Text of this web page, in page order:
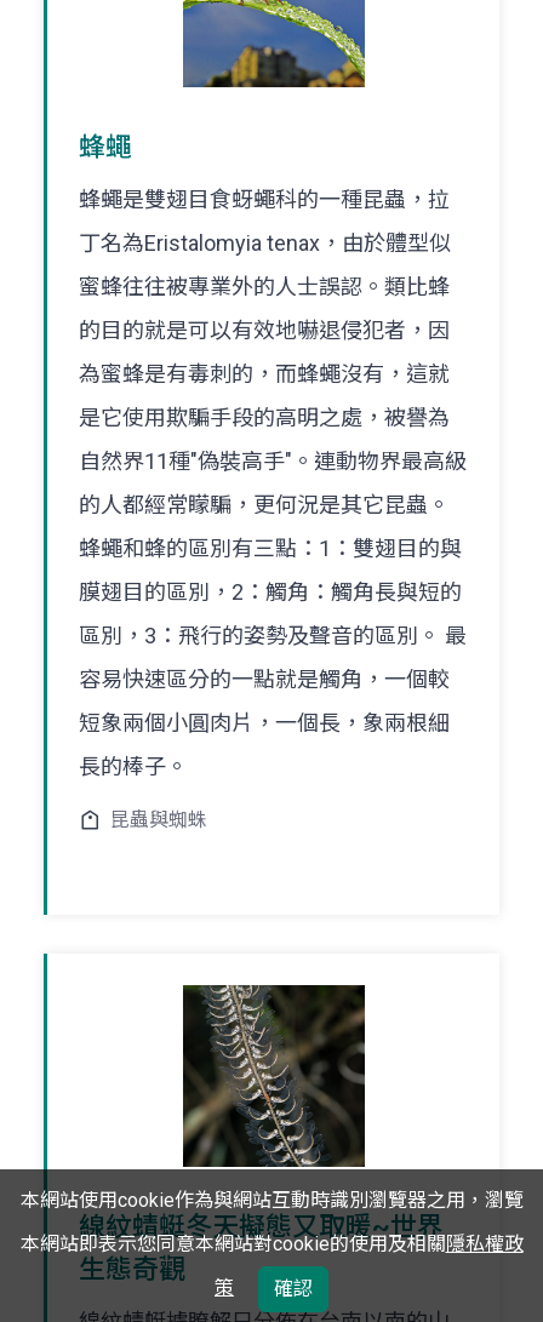
蜂蠅
蜂蠅是雙翅目食蚜蠅科的一種昆蟲，拉
丁名為Eristalomyia tenax，由於體型似
蜜蜂往往被專業外的人士誤認。類比蜂
的目的就是可以有效地嚇退侵犯者，因
為蜜蜂是有毒刺的，而蜂蠅沒有，這就
是它使用欺騙手段的高明之處，被譽為
自然界11種"偽裝高手"。連動物界最高級
的人都經常矇騙，更何況是其它昆蟲。
蜂蠅和蜂的區別有三點：1：雙翅目的與
膜翅目的區別，2：觸角：觸角長與短的
區別，3：飛行的姿勢及聲音的區別。 最
容易快速區分的一點就是觸角，一個較
短象兩個小圓肉片，一個長，象兩根細
長的棒子。
昆蟲與蜘蛛
線紋蜻蜓冬天擬態又取暖~世界
生態奇觀
本網站使用cookie作為與網站互動時識別瀏覽器之用，瀏覽
本網站即表示您同意本網站對cookie的使用及相關隱私權政
策
確認